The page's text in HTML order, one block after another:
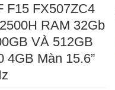
F15 FX507ZC4
RAM 32Gb
VÀ 512GB
4GB Màn 15.6”